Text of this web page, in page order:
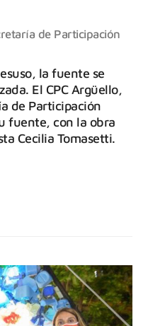
de Participación
la fuente se
El CPC Argüello,
de Participación
fuente, con la obra
Cecilia Tomasetti.